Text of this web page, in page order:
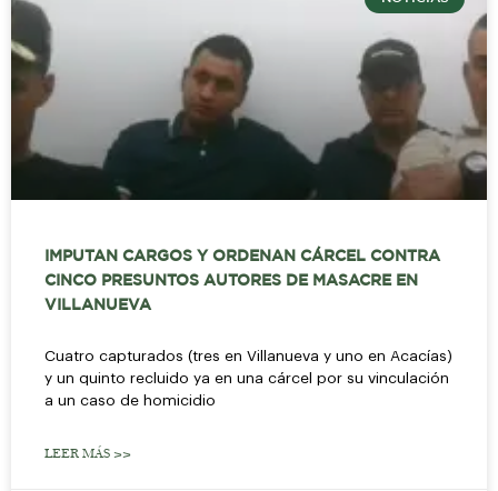
IMPUTAN CARGOS Y ORDENAN CÁRCEL CONTRA
CINCO PRESUNTOS AUTORES DE MASACRE EN
VILLANUEVA
Cuatro capturados (tres en Villanueva y uno en Acacías)
y un quinto recluido ya en una cárcel por su vinculación
a un caso de homicidio
LEER MÁS >>